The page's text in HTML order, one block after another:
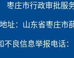
枣庄市行政审批服
地址：山东省枣庄市
不良信息举报电话